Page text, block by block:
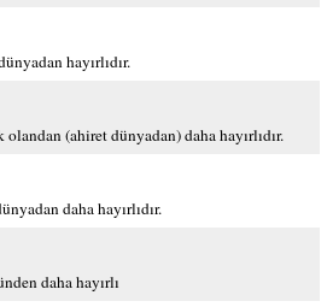
hayırlıdır.
(ahiret dünyadan) daha hayırlıdır.
daha hayırlıdır.
daha hayırlı